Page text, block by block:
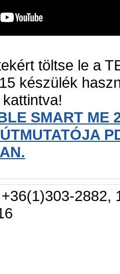
töltse le a
készülék
SMART ME